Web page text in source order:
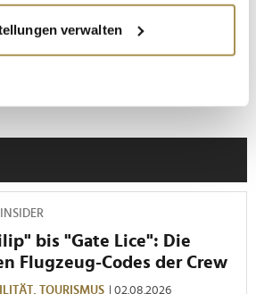
über Ihre geografische Lage
bis auf einige Meter genau sein
fest.
um Inhalte und Anzeigen zu
für soziale Medien anbieten
verwalten
einen Skandal im
bis "Gate Lice": Die
Flugzeug-Codes der Crew
TOURISMUS | 02.08.2026